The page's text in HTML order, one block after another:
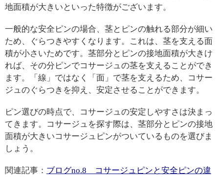
地面積が大きいといった特徴がございます。
一般的な安全ピンの場合、茎とピンの触れる部分が細い
ため、ぐらつきやすくなります。これは、茎を支える面
積が小さいためです。茎部分とピンの接地面積が大きけ
れば、その分ピンでコサージュの茎を支えることができ
ます。「線」ではなく「面」で茎を支えるため、コサー
ジュのぐらつきを抑え、安定させることができます。
ピン選びの時点で、コサージュの安定しやすさは決まっ
てきます。コサージュを探す際は、茎部分とピンの接地
面積が大きいコサージュピンがついているものを選びま
しょう。
関連記事： ブログno.8 コサージュピンと安全ピンの違